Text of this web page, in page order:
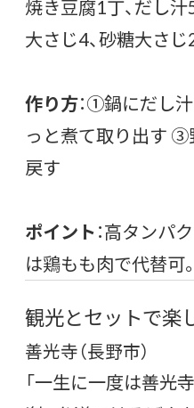
焼き豆腐1丁、だし汁
大さじ4、砂糖大さじ
作り方：①鍋にだし
っと煮て取り出す
戻す
ポイント：高タンパ
は鶏もも肉で代替可。
観光とセットで楽
善光寺（長野市）
「一生に一度は善光